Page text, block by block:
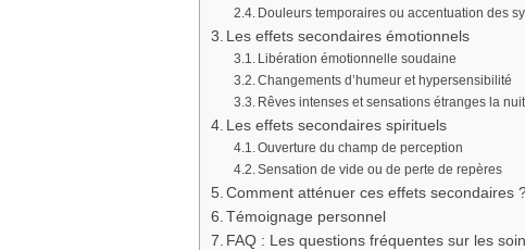
Douleurs temporaires ou accentuation des
Les effets secondaires émotionnels
Libération émotionnelle soudaine
Changements d’humeur et hypersensibilité
Rêves intenses et sensations étranges la nuit
Les effets secondaires spirituels
Ouverture du champ de perception
Sensation de vide ou de perte de repères
Comment atténuer ces effets secondaires
Témoignage personnel
FAQ : Les questions fréquentes sur les